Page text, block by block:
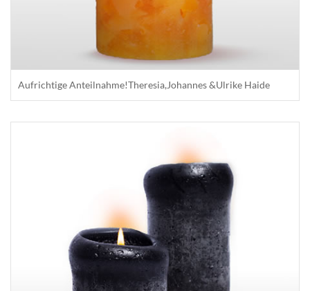
Aufrichtige Anteilnahme!Theresia,Johannes &Ulrike Haide